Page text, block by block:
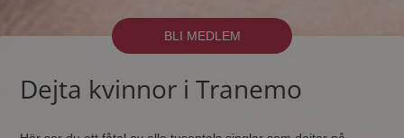
BLI MEDLEM
Dejta kvinnor i Tranemo